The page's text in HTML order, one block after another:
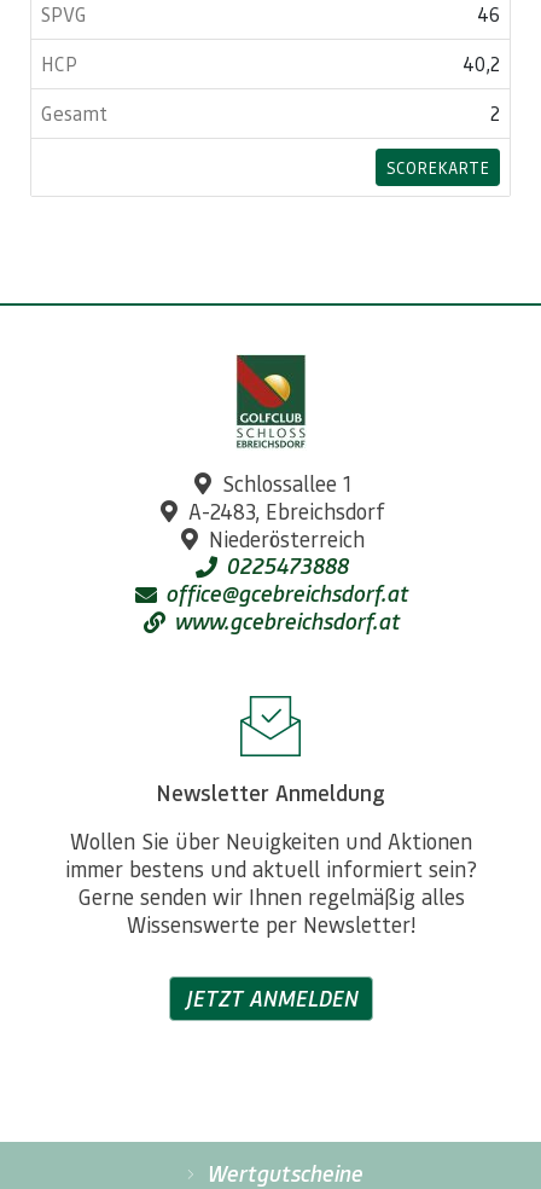
46
40,2
2
SCOREKARTE
Schlossallee 1
A-2483, Ebreichsdorf
Niederösterreich
0225473888
office@gcebreichsdorf.at
www.gcebreichsdorf.at
Newsletter Anmeldung
Wollen Sie über Neuigkeiten und Aktionen
immer bestens und aktuell informiert sein?
Gerne senden wir Ihnen regelmäßig alles
Wissenswerte per Newsletter!
JETZT ANMELDEN
Wertgutscheine